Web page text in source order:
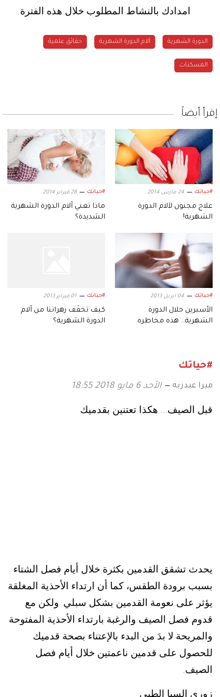
امدادك بالنشاط المطلوب خلال هذه الفترة.
الدورة الشهرية آلام الدورة الشهرية حقائق علمية
المسكنات
إقرأ أيضاً
#حياتك 24 مارس 2014
علاج مجنون لآلام الدورة
الشهرية!
#حياتك 28 فبراير 2014
ماذا تعني آلام الدورة الشهرية
الشديدة؟
#حياتك 04 ابريل 2013
الأسبرين خلال الدورة
الشهرية.. هذه مخاطره
#حياتك 01 فبراير 2013
كيف تخفّف زهراتنا من آلام
الدورة الشهرية؟
#حياتك
ميرا عبدربه الأحد 6 مايو 2018 18:55
قبل الصيف... هكذا تعتنين بقدميك
يحدث تشقق القدمين بكثرة خلال أيام فصل الشتاء
بسبب برودة الطقس، كما أن ارتداء الأحذية المغلقة
يؤثر على نعومة القدمين بشكل سبلي. ولكن مع
قدوم فصل الصيف والرغبة بارتداء الأحذية المفتوحة
والمريحة لا بدَ من البدء بالإعتناء بصحة قدميك
للحصول على قدمين ناعمتين خلال أيام فصل
الصيف.
زوري السبا الطبي